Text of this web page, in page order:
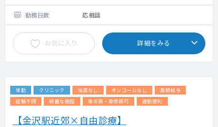
勤務日数 応相談
お気に入り 詳細をみる
常勤 クリニック 当直なし オンコールなし
高額給与
経験不問
綺麗な施設 専攻医・専修医可 通勤便利
【金沢駅近郊×自由診療】